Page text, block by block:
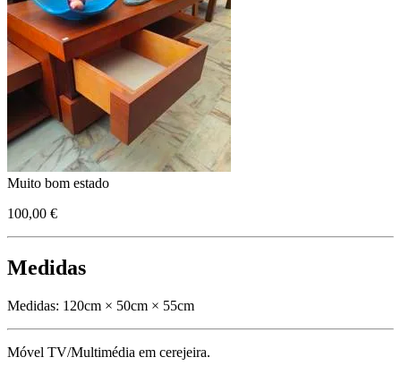
Muito bom estado
100,00 €
Medidas
Medidas: 120cm × 50cm × 55cm
Móvel TV/Multimédia em cerejeira.